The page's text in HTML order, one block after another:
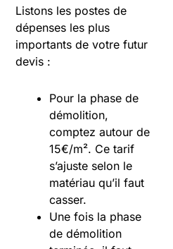
Listons les postes de
dépenses les plus
importants de votre futur
devis :
Pour la phase de
démolition,
comptez autour de
15€/m². Ce tarif
s’ajuste selon le
matériau qu’il faut
casser.
Une fois la phase
de démolition